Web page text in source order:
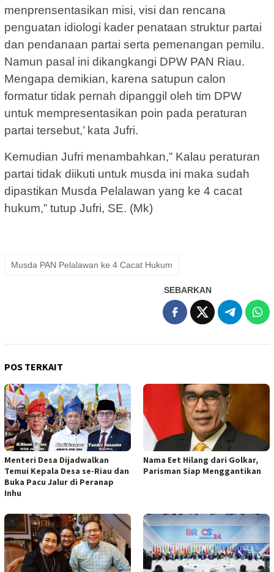
menprensentasikan misi, visi dan rencana
penguatan idiologi kader penataan struktur partai
dan pendanaan partai serta pemenangan pemilu.
Namun pasal ini dikangkangi DPW PAN Riau.
Mengapa demikian, karena satupun calon
formatur tidak pernah dipanggil oleh tim DPW
untuk mempresentasikan poin pada peraturan
partai tersebut,’ kata Jufri.
Kemudian Jufri menambahkan,” Kalau peraturan
partai tidak diikuti untuk musda ini maka sudah
dipastikan Musda Pelalawan yang ke 4 cacat
hukum,” tutup Jufri, SE. (Mk)
Musda PAN Pelalawan ke 4 Cacat Hukum
SEBARKAN
POS TERKAIT
Menteri Desa Dijadwalkan
Temui Kepala Desa se-Riau dan
Buka Pacu Jalur di Peranap
Inhu
Nama Eet Hilang dari Golkar,
Parisman Siap Menggantikan